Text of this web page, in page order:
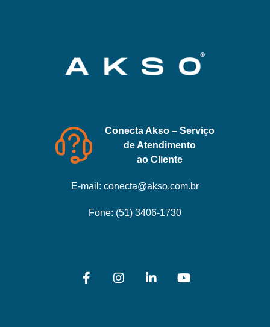
Conecta Akso – Serviço
de Atendimento
ao Cliente
E-mail: conecta@akso.com.br
Fone: (51) 3406-1730